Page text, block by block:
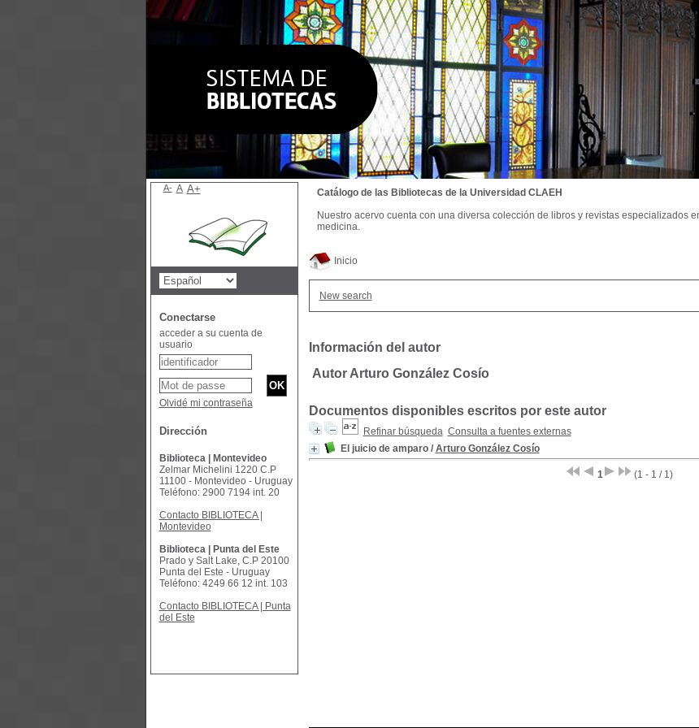
Inicio
New search
Información del autor
Autor Arturo González Cosío
Documentos disponibles escritos por este autor
Refinar búsqueda Consulta a fuentes externas
El juicio de amparo/ Arturo González Cosío
1 (1 - 1 / 1)
Catálogo de las Bibliotecas de la Universidad CLAEH
Nuestro acervo cuenta con una diversa colección de libros y revistas especializados
medicina.
A- A A+
Conectarse
acceder a su cuenta de
usuario
Olvidé mi contraseña
Dirección
Biblioteca | Montevideo
Zelmar Michelini 1220 C.P
11100 - Montevideo - Uruguay
Teléfono: 2900 7194 int. 20
Contacto BIBLIOTECA |
Montevideo
Biblioteca | Punta del Este
Prado y Salt Lake, C.P 20100
Punta del Este - Uruguay
Teléfono: 4249 66 12 int. 103
Contacto BIBLIOTECA | Punta
del Este